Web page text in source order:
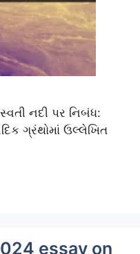
નદી પર નિબંધ:
ગ્રંથોમાં ઉલ્લેખિત
essay on